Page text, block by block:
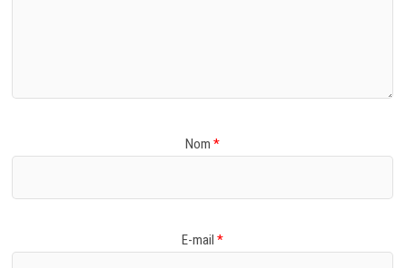
Nom *
E-mail *